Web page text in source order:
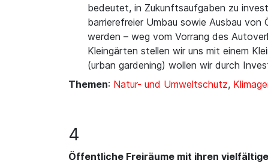
bedeutet, in Zukunftsaufgaben zu
barrierefreier Umbau sowie Ausbau
werden – weg vom Vorrang des
Kleingärten stellen wir uns mit einem
(urban gardening) wollen wir durch
Themen: Natur- und Umweltschutz,
4
Öffentliche Freiräume mit ihren